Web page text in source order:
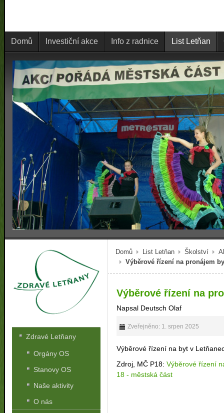
Domů Investiční akce Info z radnice List Letňan
Domů List Letňan Školství
Výběrové řízení na pronájem
Výběrové řízení na
Napsal Deutsch Olaf
Zveřejněno: 1. srpen 2025
Výběrové řízení na byt v
Zdroj, MČ P18:Výběrové řízení
18 - městská část
Zdravé Letňany
Orgány OS
Stanovy OS
Naše aktivity
O nás